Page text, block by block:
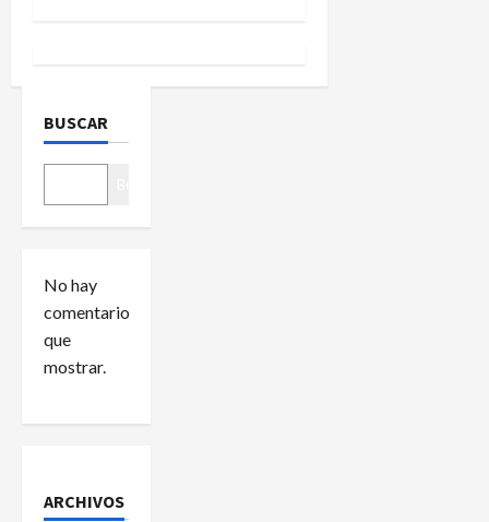
ó
n
d
e
e
n
a
BUSCAR
No hay
comentarios
que
mostrar.
ARCHIVOS